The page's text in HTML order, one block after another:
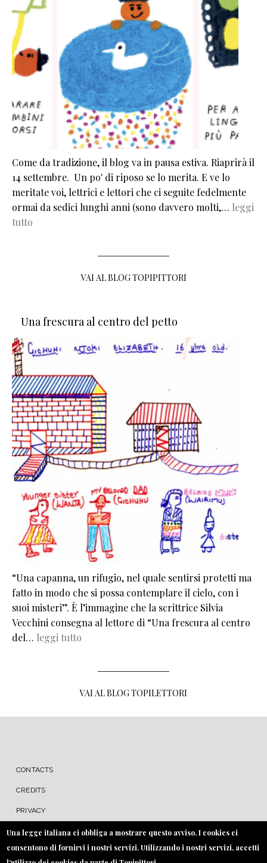
Come da tradizione, il blog va in pausa estiva. Riaprirà il
14 settembre. Un po' di riposo se lo merita. E ve lo
meritate voi, lettrici e lettori che ci seguite fedelmente
ormai da sedici lunghi anni (sono davvero molti,… leggi
tutto
VAI AL BLOG TOPIPITTORI
Una frescura al centro del petto
“Una capanna, un rifugio, nel quale sentirsi protetti ma
fatto in modo che si possa contemplare il cielo, con i
suoi misteri”. È l’immagine che la scrittrice Silvia
Vecchini consegna al lettore di “Una frescura al centro
del… leggi tutto
VAI AL BLOG TOPILETTORI
MENU FOOTER
CONTACTS
CREDITS
PRIVACY
COOKIE
Una legge italiana ci obbliga a mostrare questo avviso. I cookies ci
consentono di fornirvi i nostri servizi. Utilizzando i nostri servizi, accetti